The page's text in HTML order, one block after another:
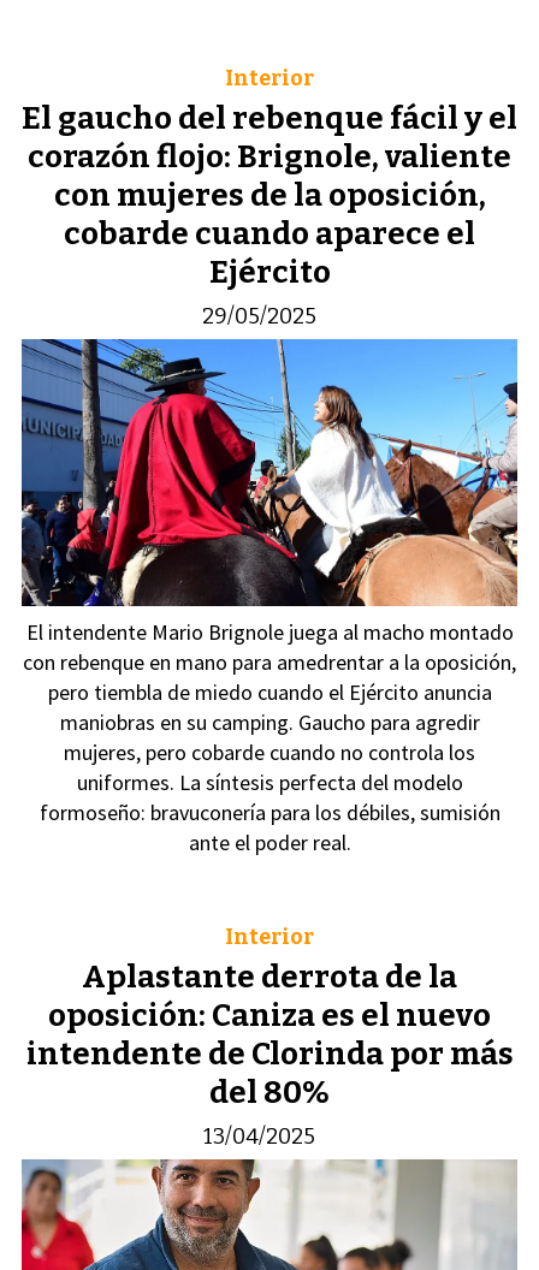
El gaucho del rebenque fácil y el
corazón flojo: Brignole, valiente
con mujeres de la oposición,
cobarde cuando aparece el
Ejército
Interior
29/05/2025
El intendente Mario Brignole juega al macho montado
con rebenque en mano para amedrentar a la oposición,
pero tiembla de miedo cuando el Ejército anuncia
maniobras en su camping. Gaucho para agredir
mujeres, pero cobarde cuando no controla los
uniformes. La síntesis perfecta del modelo
formoseño: bravuconería para los débiles, sumisión
ante el poder real.
Aplastante derrota de la
oposición: Caniza es el nuevo
intendente de Clorinda por más
del 80%
Interior
13/04/2025